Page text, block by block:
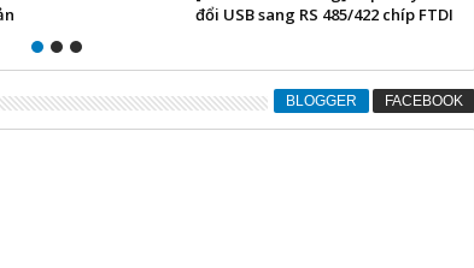
PC và PLC
PLC Mitsubishi hoàn toàn tự động
BLOGGER FACEBOOK